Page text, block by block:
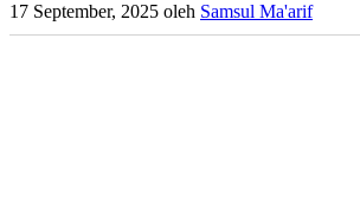
17 September, 2025 oleh Samsul Ma'arif